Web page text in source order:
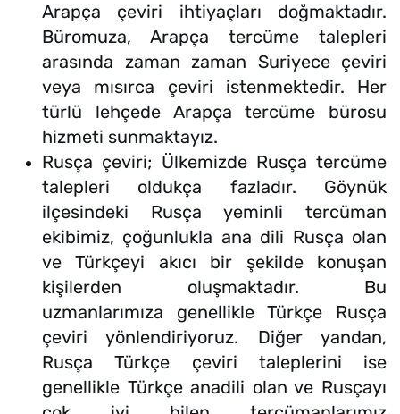
Arapça çeviri ihtiyaçları doğmaktadır.
Büromuza, Arapça tercüme talepleri
arasında zaman zaman Suriyece çeviri
veya mısırca çeviri istenmektedir. Her
türlü lehçede Arapça tercüme bürosu
hizmeti sunmaktayız.
Rusça çeviri; Ülkemizde Rusça tercüme
talepleri oldukça fazladır. Göynük
ilçesindeki Rusça yeminli tercüman
ekibimiz, çoğunlukla ana dili Rusça olan
ve Türkçeyi akıcı bir şekilde konuşan
kişilerden oluşmaktadır. Bu
uzmanlarımıza genellikle Türkçe Rusça
çeviri yönlendiriyoruz. Diğer yandan,
Rusça Türkçe çeviri taleplerini ise
genellikle Türkçe anadili olan ve Rusçayı